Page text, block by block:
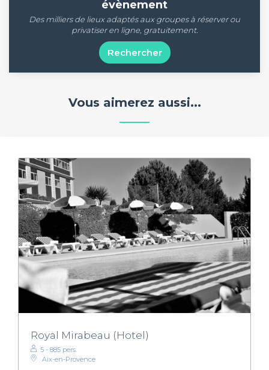
évènement
Des milliers de lieux adaptés aux groupes à réserver ou
privatiser en ligne, gratuitement.
Rechercher
Vous aimerez aussi...
Royal Mirabeau (Hotel)
5 - 885 pers.
Aix-en-Provence